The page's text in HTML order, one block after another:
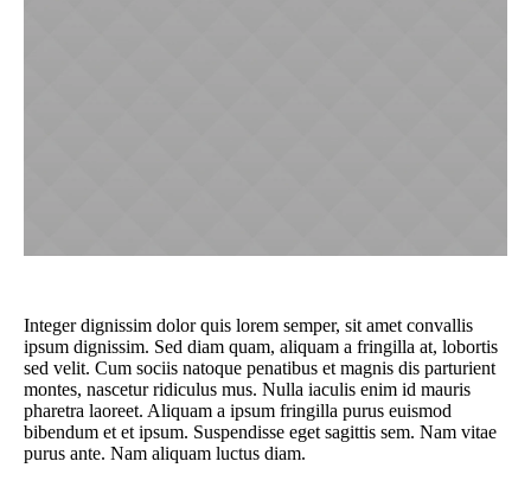
Integer dignissim dolor quis lorem semper, sit amet convallis
ipsum dignissim. Sed diam quam, aliquam a fringilla at, lobortis
sed velit. Cum sociis natoque penatibus et magnis dis parturient
montes, nascetur ridiculus mus. Nulla iaculis enim id mauris
pharetra laoreet. Aliquam a ipsum fringilla purus euismod
bibendum et et ipsum. Suspendisse eget sagittis sem. Nam vitae
purus ante. Nam aliquam luctus diam.